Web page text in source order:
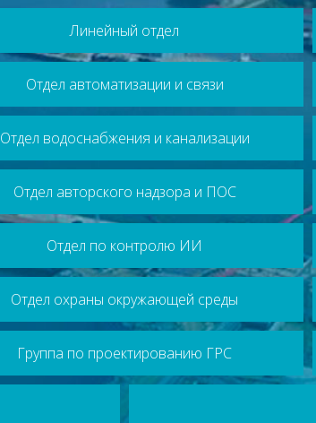
Линейный отдел
Отдел автоматизации и связи
Отдел водоснабжения и канализации
Отдел авторского надзора и ПОС
Отдел по контролю ИИ
Отдел охраны окружающей среды
Группа по проектированию ГРС